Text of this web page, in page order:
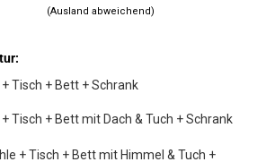
(Ausland abweichend)
Tisch + Bett + Schrank
Tisch + Bett mit Dach & Tuch + Schrank
+ Tisch + Bett mit Himmel & Tuch +